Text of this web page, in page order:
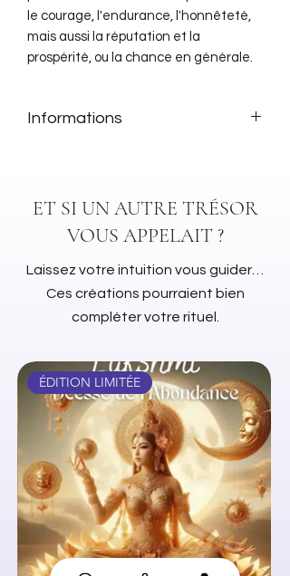
le courage, l'endurance, l'honnêteté,
mais aussi la réputation et la
prospérité, ou la chance en générale.
Informations
ET SI UN AUTRE TRÉSOR
VOUS APPELAIT ?
Laissez votre intuition vous guider…
Ces créations pourraient bien
compléter votre rituel.
ÉDITION LIMITÉE